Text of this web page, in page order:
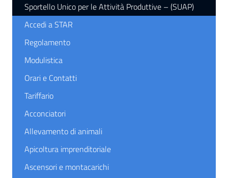
Sportello Unico per le Attività Produttive – (SUAP)
Accedi a STAR
Regolamento
Modulistica
Orari e Contatti
Tariffario
Acconciatori
Allevamento di animali
Apicoltura imprenditoriale
Ascensori e montacarichi